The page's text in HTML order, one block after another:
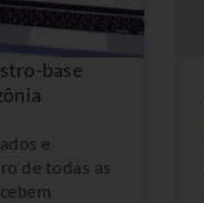
base
e
de todas as